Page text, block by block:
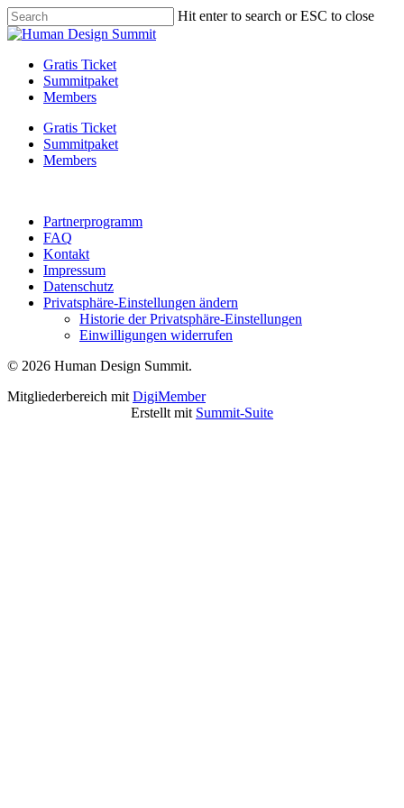
Skip
to
content
Hit enter to search or ESC to close
Close
Menu
Gratis Ticket
Summitpaket
Members
Gratis Ticket
Summitpaket
Members
Partnerprogramm
FAQ
Kontakt
Impressum
Datenschutz
Privatsphäre-Einstellungen ändern
Historie der Privatsphäre-Einstellungen
Einwilligungen widerrufen
© 2026 Human Design Summit.
Mitgliederbereich mit DigiMember
Erstellt mit Summit-Suite